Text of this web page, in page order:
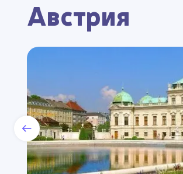
Австрия